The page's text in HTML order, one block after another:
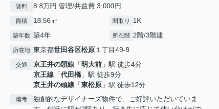
賃料 8.8万円 管理/共益費 3,000円
面積 18.56㎡ 間取り 1K
築年数 築4年 所在階 2階/3階建
所在地 東京都世田谷区松原１丁目49-9
交通 京王井の頭線 「明大前 」駅 徒歩4分
京王線 「代田橋 」駅 徒歩9分
京王井の頭線 「東松原 」駅 徒歩12分
備考
独創的なデザイナーズ物件で、ご好評いただいていま